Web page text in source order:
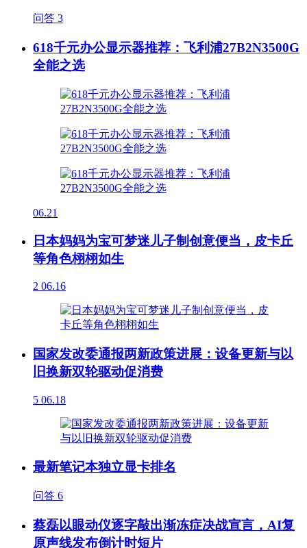
问答 3
618千元办公显示器推荐：飞利浦27B2N3500G
全能之选
06.21
日本妈妈为宝可梦迷儿子制创意便当，皮卡丘
等角色栩栩如生
2 06.16
国家发改委通报两新政策进展：设备更新与以
旧换新双轮驱动促消费
5 06.18
最新笔记本独立显卡排名
问答 6
蔡磊以眼动仪逐字敲出渐冻症决战宣言，AI复
原声线发布倒计时短片